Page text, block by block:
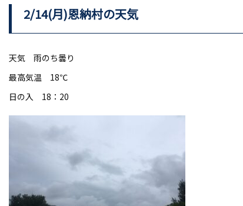
2/14(月)恩納村の天気
天気 雨のち曇り
最高気温 18℃
日の入 18：20